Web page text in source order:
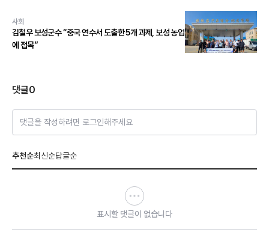
사회
김철우 보성군수 “중국 연수서 도출한 5개 과제, 보성 농업
에 접목”
댓글0
댓글을 작성하려면 로그인해주세요
추천순최신순답글순
표시할 댓글이 없습니다